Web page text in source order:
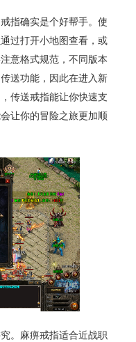
指确实是个好帮手。使
过打开小地图查看，或
意格式规范，不同版本
送功能，因此在进入新
传送戒指能让你快速支
让你的冒险之旅更加顺
。麻痹戒指适合近战职